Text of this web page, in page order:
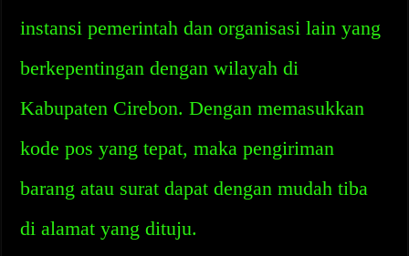
instansi pemerintah dan organisasi lain yang
berkepentingan dengan wilayah di
Kabupaten Cirebon. Dengan memasukkan
kode pos yang tepat, maka pengiriman
barang atau surat dapat dengan mudah tiba
di alamat yang dituju.